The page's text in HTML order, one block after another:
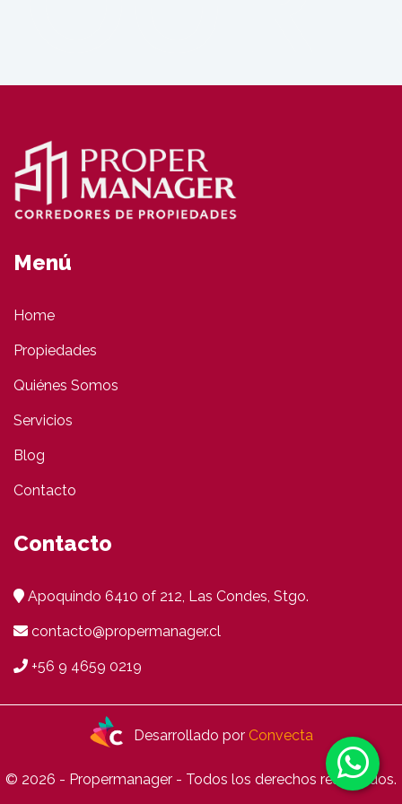
Menú
Home
Propiedades
Quiénes Somos
Servicios
Blog
Contacto
Contacto
Apoquindo 6410 of 212, Las Condes, Stgo.
contacto@propermanager.cl
+56 9 4659 0219
Desarrollado por Convecta
© 2026 - Propermanager - Todos los derechos reservados.